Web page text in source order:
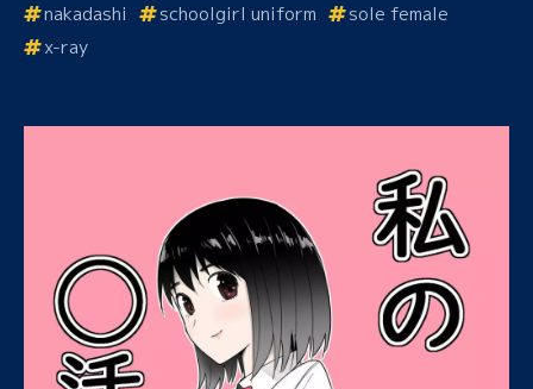
nakadashi
schoolgirl uniform
sole female
x-ray